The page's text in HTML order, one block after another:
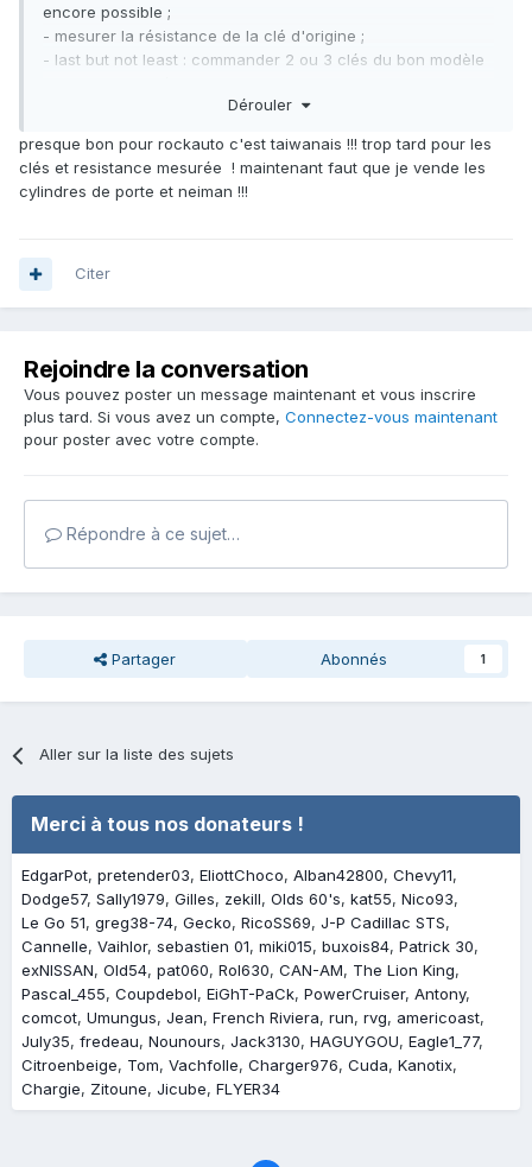
encore possible ;
- mesurer la résistance de la clé d'origine ;
- last but not least : commander 2 ou 3 clés du bon modèle
ces clés "VATS"
Dérouler
presque bon pour rockauto c'est taiwanais !!! trop tard pour les
clés et resistance mesurée ! maintenant faut que je vende les
cylindres de porte et neiman !!!
Citer
Rejoindre la conversation
Vous pouvez poster un message maintenant et vous inscrire
plus tard. Si vous avez un compte, Connectez-vous maintenant
pour poster avec votre compte.
Répondre à ce sujet…
Partager Abonnés 1
Aller sur la liste des sujets
Merci à tous nos donateurs !
EdgarPot pretender03 EliottChoco Alban42800 Chevy11
Dodge57 Sally1979 Gilles zekill Olds 60's kat55 Nico93
Le Go 51 greg38-74 Gecko RicoSS69 J-P Cadillac STS
Cannelle Vaihlor sebastien 01 miki015 buxois84 Patrick 30
exNISSAN Old54 pat060 Rol630 CAN-AM
The Lion King
Pascal_455 Coupdebol EiGhT-PaCk PowerCruiser Antony
comcot Umungus Jean French Riviera run rvg
americoast
July35 fredeau Nounours Jack3130 HAGUYGOU Eagle1_77
Citroenbeige
Tom Vachfolle Charger976 Cuda Kanotix
Chargie
Zitoune Jicube FLYER34